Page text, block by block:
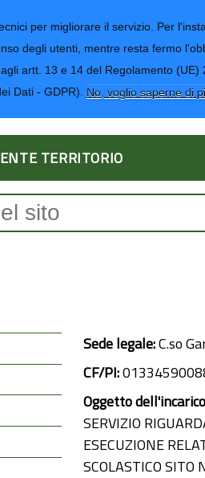
per migliorare il servizio. Per
degli utenti, mentre resta fermo
artt. 13 e 14 del Regolamento (UE)
Dati - GDPR). No, voglio saperne di
di Imperia
ENTE TERRITORIO
Sede legale:C.so
CF/PI:
Oggetto
SERVIZIO
ESECUZIONE
SCOLASTICO SITO